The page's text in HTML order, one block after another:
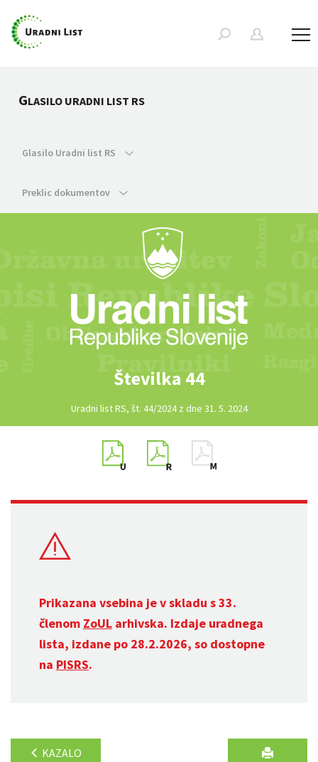
GLASILO URADNI LIST RS
Glasilo Uradni list RS
Preklic dokumentov
Številka 44
Uradni list RS, št. 44/2024 z dne 31. 5. 2024
Prikazana vsebina je v skladu s 33.
členom ZoUL arhivska. Izdaje uradnega
lista, izdane po 28.2.2026, so dostopne
na PISRS.
KAZALO